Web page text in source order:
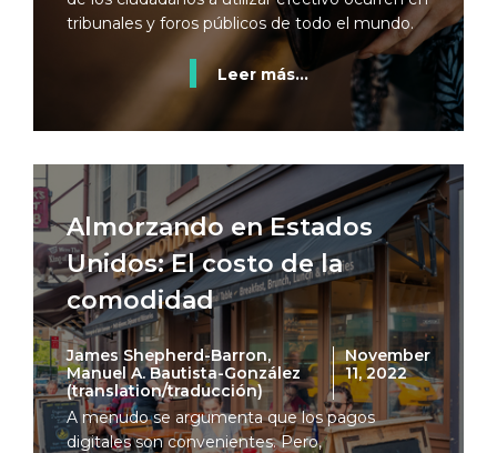
tribunales y foros públicos de todo el mundo.
Leer más...
Almorzando en Estados
Unidos: El costo de la
comodidad
James Shepherd-Barron,
Manuel A. Bautista-González
(translation/traducción)
November
11, 2022
A menudo se argumenta que los pagos
digitales son convenientes. Pero,